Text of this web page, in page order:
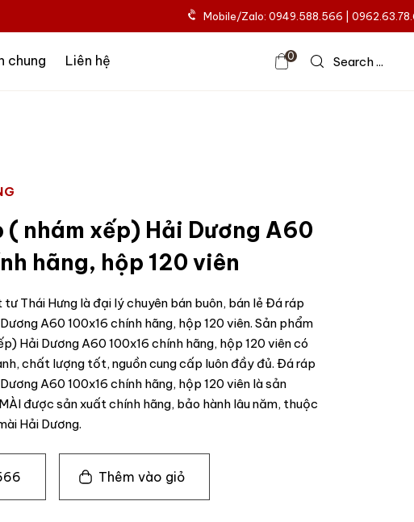
Mobile/Zalo: 0949.588.566 |
chung Liên hệ 0 Search ...
nhám xếp) Hải Dương A60
hãng, hộp 120 viên
Thái Hưng là đại lý chuyên bán buôn, bán lẻ Đá ráp
A60 100x16 chính hãng, hộp 120 viên. Sản phẩm
Hải Dương A60 100x16 chính hãng, hộp 120 viên có
chất lượng tốt, nguồn cung cấp luôn đầy đủ. Đá ráp
A60 100x16 chính hãng, hộp 120 viên là sản
được sản xuất chính hãng, bảo hành lâu năm, thuộc
Hải Dương.
Thêm vào giỏ